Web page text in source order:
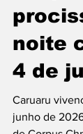
Igreja na